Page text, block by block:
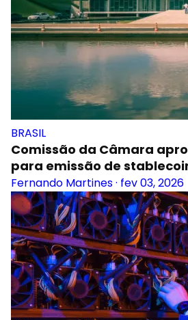
BRASIL
Comissão da Câmara
para emissão de
Fernando Martines· fev 03, 2026